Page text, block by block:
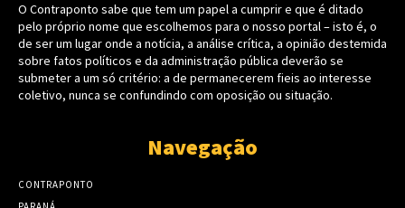
O Contraponto sabe que tem um papel a cumprir e que é ditado
pelo próprio nome que escolhemos para o nosso portal – isto é, o
de ser um lugar onde a notícia, a análise crítica, a opinião destemida
sobre fatos políticos e da administração pública deverão se
submeter a um só critério: a de permanecerem fieis ao interesse
coletivo, nunca se confundindo com oposição ou situação.
Navegação
CONTRAPONTO